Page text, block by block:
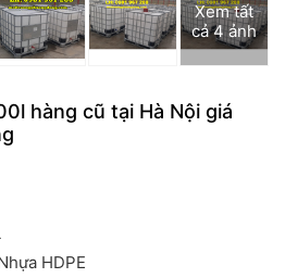
Xem tất
cả 4 ảnh
hàng cũ tại Hà Nội giá
HDPE